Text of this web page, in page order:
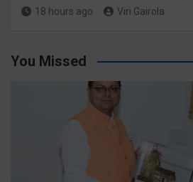
18 hours ago Viri Gairola
You Missed